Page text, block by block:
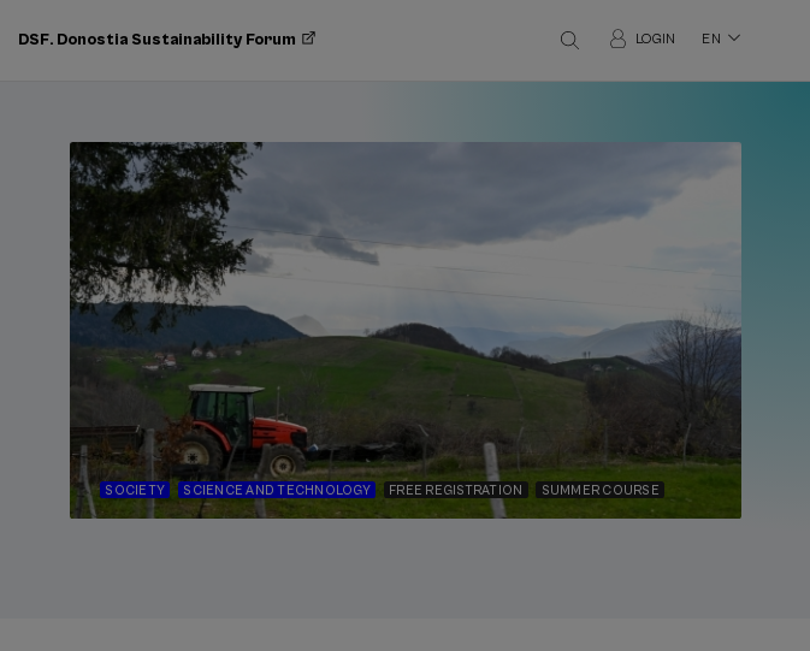
DSF. Donostia Sustainability Forum LOGIN EN
SOCIETY SCIENCE AND TECHNOLOGY FREE REGISTRATION SUMMER COURSE